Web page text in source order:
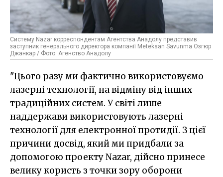
Систему Nazar корреспондентам Агентства Анадолу представив
заступник генерального директора компанії Meteksan Savunma Озгюр
Джанкар / Фото: Агенство Анадолу
"Цього разу ми фактично використовуємо
лазерні технології, на відміну від інших
традиційних систем. У світі лише
наддержави використовують лазерні
технології для електронної протидії. З цієї
причини досвід, який ми придбали за
допомогою проекту Nazar, дійсно принесе
велику користь з точки зору оборони